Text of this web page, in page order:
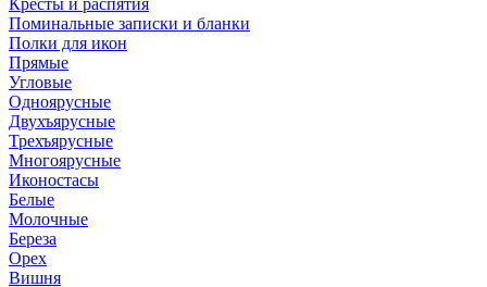
Кресты и распятия
Поминальные записки и бланки
Полки для икон
Прямые
Угловые
Одноярусные
Двухъярусные
Трехъярусные
Многоярусные
Иконостасы
Белые
Молочные
Береза
Орех
Вишня